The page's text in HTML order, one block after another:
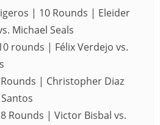
| 10 Rounds | Eleider
Michael Seals
rounds | Félix Verdejo vs.
| Christopher Diaz
Rounds | Victor Bisbal vs.